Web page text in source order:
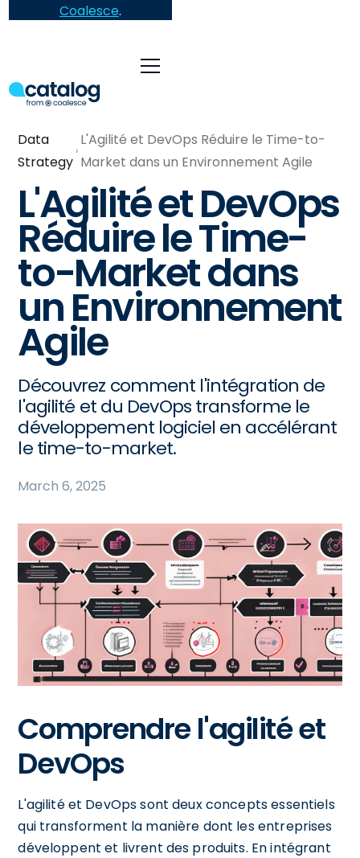
Coalesce.
Data
Strategy
L'Agilité et DevOps Réduire le Time-to-
Market dans un Environnement Agile
L'Agilité et DevOps
Réduire le Time-
to-Market dans
un Environnement
Agile
Découvrez comment l'intégration de
l'agilité et du DevOps transforme le
développement logiciel en accélérant
le time-to-market.
March 6, 2025
Comprendre l'agilité et
DevOps
L'agilité et DevOps sont deux concepts essentiels
qui transforment la manière dont les entreprises
développent et livrent des produits. En intégrant